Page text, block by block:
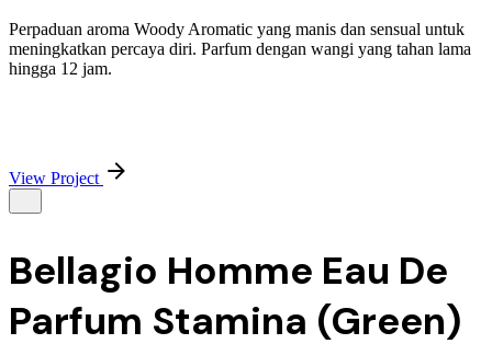
Perpaduan aroma Woody Aromatic yang manis dan sensual untuk
meningkatkan percaya diri. Parfum dengan wangi yang tahan lama
hingga 12 jam.
View Project
Bellagio Homme Eau De
Parfum Stamina (Green)